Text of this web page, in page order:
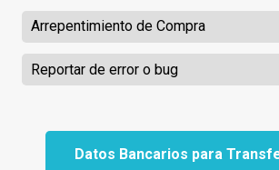
Arrepentimiento de Compra
Reportar de error o bug
Datos Bancarios para